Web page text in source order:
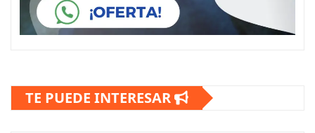
TE PUEDE INTERESAR